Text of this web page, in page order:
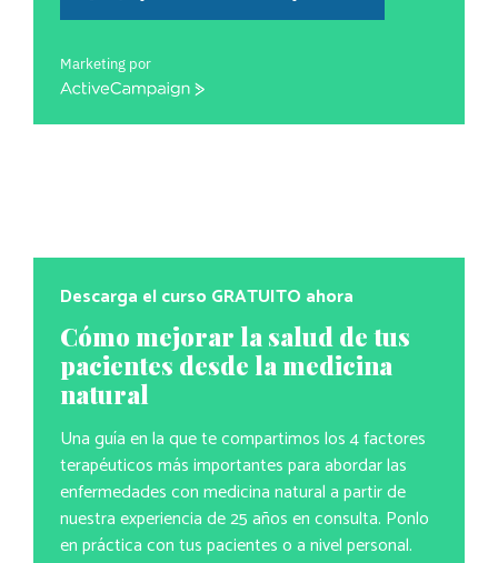
Marketing por
ActiveCampaign
Descarga el curso GRATUITO ahora
Cómo mejorar la salud de tus
pacientes desde la medicina
natural
Una guía en la que te compartimos los 4 factores
terapéuticos más importantes para abordar las
enfermedades con medicina natural a partir de
nuestra experiencia de 25 años en consulta. Ponlo
en práctica con tus pacientes o a nivel personal.